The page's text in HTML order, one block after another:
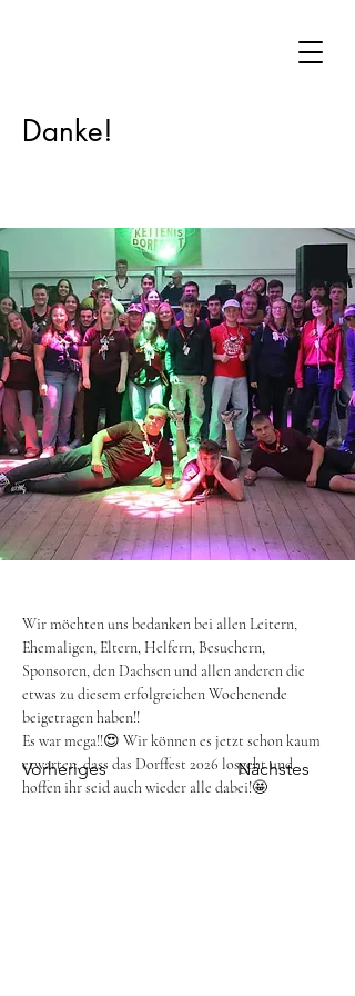
Danke!
Vorheriges Nächstes
Wir möchten uns bedanken bei allen Leitern,
Ehemaligen, Eltern, Helfern, Besuchern,
Sponsoren, den Dachsen und allen anderen die
etwas zu diesem erfolgreichen Wochenende
beigetragen haben!!
Es war mega!!😍 Wir können es jetzt schon kaum
erwarten, dass das Dorffest 2026 losgeht und
hoffen ihr seid auch wieder alle dabei!🤩